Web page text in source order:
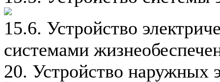
15.6. Устройство
системами
20. Устройство наружных